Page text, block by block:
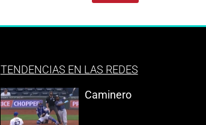
TENDENCIAS EN LAS REDES
Caminero